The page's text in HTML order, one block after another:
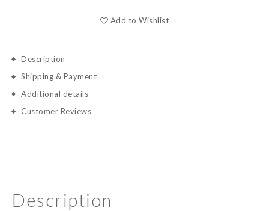
Add to Wishlist
Description
Shipping & Payment
Additional details
Customer Reviews
Description